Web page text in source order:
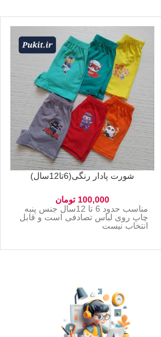
شورت پادار رنگی(6تا12سال)
100,000 تومان
مناسب حدود 6 تا 12سال جنس پنبه
چاپ روی لباس تصادفی است و قابل
انتخاب نیست